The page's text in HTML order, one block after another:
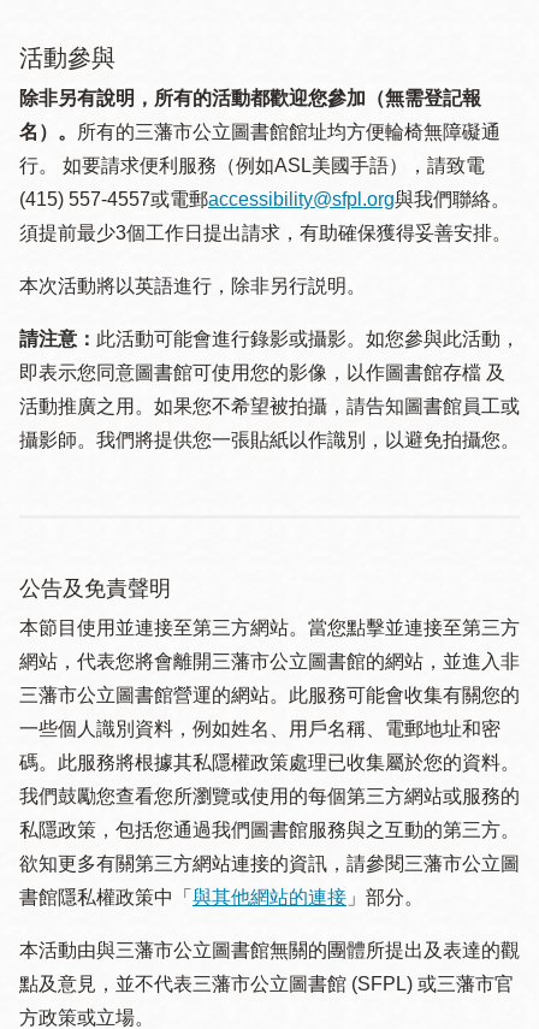
活動參與
除非另有說明，所有的活動都歡迎您參加（無需登記報
名）。
所有的三藩市公立圖書館館址均方便輪椅無障礙通
行。 如要請求便利服務（例如ASL美國手語），請致電
(415) 557-4557或電郵accessibility@sfpl.org與我們聯絡。
須提 前最少3個工作日提出請求，有助確保獲得妥善安排。
本次活動將以英語進行，除非另行説明。
請注意： 此活動可能會進行錄影或攝影。如您參與此活動，
即表示您同意圖書館可使用您的影像，以作圖書館存檔 及
活動推廣之用。如果您不希望被拍攝，請告知圖書館員工或
攝影師。我們將提供您一張貼紙以作識別，以避免拍攝您。
公告及免責聲明
本節目使用並連接至第三方網站。當您點擊並連接至第三方
網站，代表您將會離開三藩市公立圖書館的網站，並進入非
三藩市公立圖書館營運的網站。此服務可能會收集有關您的
一些個人識別資料，例如姓名、用戶名稱、電郵地址和密
碼。此服務將根據其私隱權政策處理已收集屬於您的資料。
我們鼓勵您查看您所瀏覽或使用的每個第三方網站或服務的
私隱政策，包括您通過我們圖書館服務與之互動的第三方。
欲知更多有關第三方網站連接的資訊，請參閱三藩市公立圖
書館隱私權政策中「 與其他網站的連接 」部分。
本活動由與三藩市公立圖書館無關的團體所提出及表達的觀
點及意見，並不代表三藩市公立圖書館 (SFPL) 或三藩市官
方政策或立場。